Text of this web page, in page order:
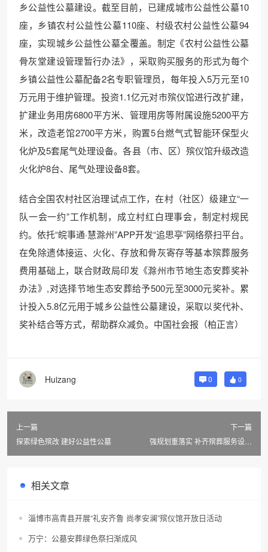
乡公益性公墓建设。截至目前，已建成城市公益性公墓10
座，乡镇农村公益性公墓110座、村级农村公益性公墓94
座，实现城乡公益性公墓全覆盖。制定《农村公益性公墓
骨灰堂建设管理暂行办法》，采取购买服务的形式为每个
乡镇公益性公墓配备2名专职管理员，每年投入5万元至10
万元用于维护管理。投资1.1亿元对市殡仪馆进行改扩建，
扩建业务用房6800平方米、管理用房等附属设施5200平方
米，改造老馆2700平方米，购置5台燃气式智能环保型火
化炉及5套尾气处理设备。各县（市、区）殡仪馆升级改造
火化炉8台、尾气处理设备8套。
结合全国农村社区治理试点工作，在村（社区）级建立“一
队一会一约”工作机制，成立村红白理事会，制定村规民
约。依托“皖事通·慧滁州”APP开发“追思亭”网络祭扫平台。
在免除遗体接运、火化、存放和骨灰寄存等基本殡葬服务
费用基础上，联合财政局印发《滁州市节地生态安葬奖补
办法》,对选择节地生态安葬给予500元至3000元奖补。累
计投入5.8亿元用于城乡公益性公墓建设，采取以奖代补、
奖补结合等方式，帮助群众减负。中国社会报（柏正言）
Huizang 0 0
上一篇
探索绿色殡改 建好公益性公墓
下一篇
强规划重落实 补齐殡葬服务设施
相关文章
淄博市高青县开展“礼安齐鲁 尚孝安澜”殡仪馆开放日活动
万宁：公墓安葬绿色祭扫渐成风